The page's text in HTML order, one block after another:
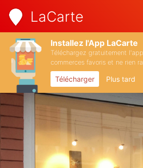
LaCarte
Installez l'App LaCarte
Téléchargez gratuitement
commerces favoris et ne rien
Télécharger Plus tard